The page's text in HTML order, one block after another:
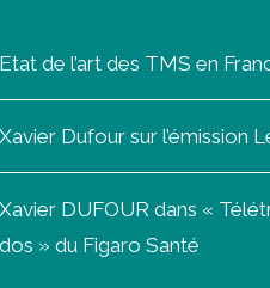
Etat de l’art des TMS en
Xavier Dufour sur l’émission
Xavier DUFOUR dans «
dos » du Figaro Santé